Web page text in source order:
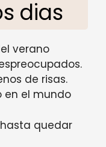
dias
verano
de risas.
en el mundo
quedar